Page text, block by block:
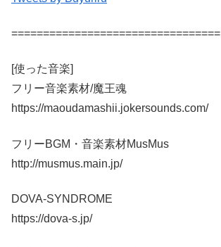
=================================
[使った音楽]
フリー音楽素材/魔王魂
https://maoudamashii.jokersounds.com/
フリーBGM・音楽素材MusMus
http://musmus.main.jp/
DOVA-SYNDROME
https://dova-s.jp/